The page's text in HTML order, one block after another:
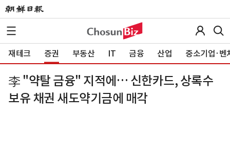
재테크 증권 부동산 IT 금융 산업 중소기업·벤
李 "약탈 금융" 지적에… 신한카드, 상록수
보유 채권 새도약기금에 매각